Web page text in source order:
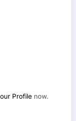
Profile now.